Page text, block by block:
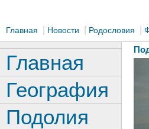
Главная Новости Родословия
Главная
География
Подолия